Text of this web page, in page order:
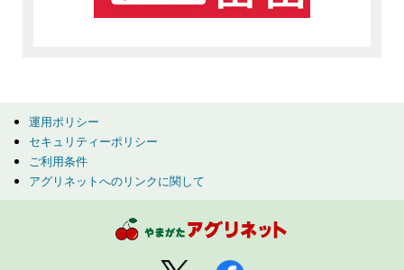
運用ポリシー
セキュリティーポリシー
ご利用条件
アグリネットへのリンクに関して